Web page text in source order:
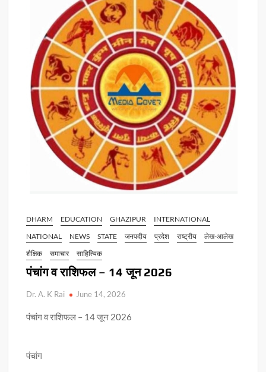
DHARM EDUCATION GHAZIPUR
INTERNATIONAL
NATIONAL
NEWS STATE जनपदीय प्रदेश राष्ट्रीय
लेख-आलेख
शैक्षिक
समाचार साहित्यिक
पंचांग व राशिफल – 14 जून 2026
Dr. A. K Rai June 14, 2026
पंचांग व राशिफल – 14 जून 2026
पंचांग